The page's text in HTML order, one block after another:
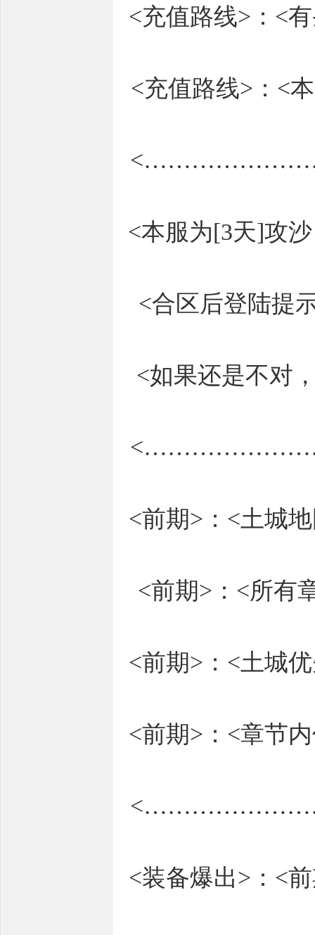
<充值路线>：<
<充值路线>：<
<本服为[3天]攻
<合区后登陆提
<如果还是不对
<前期>：<土城
<前期>：<所有
<前期>：<土城
<前期>：<章节
<装备爆出>：<